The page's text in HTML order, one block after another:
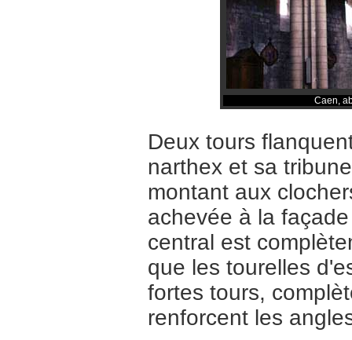
Caen,
Deux tours
narthex et sa
montant aux
achevée à la
central est
que les tourelles
fortes tours,
renforcent les